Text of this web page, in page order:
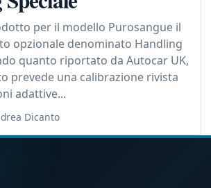
per il modello Purosangue il
opzionale denominato Handling
quanto riportato da Autocar UK,
prevede una calibrazione rivista
adattive...
Dicanto